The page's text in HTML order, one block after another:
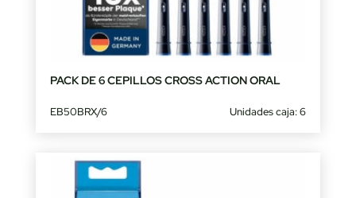
PACK DE 6 CEPILLOS CROSS ACTION ORAL
EB50BRX/6 Unidades caja: 6